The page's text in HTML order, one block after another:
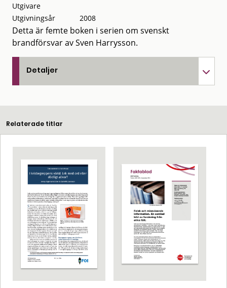
Utgivare
Utgivningsår
2008
Detta är femte boken i serien om svenskt
brandförsvar av Sven Harrysson.
Detaljer
Relaterade titlar